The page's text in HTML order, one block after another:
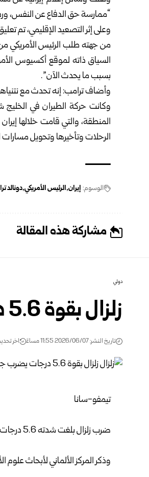
“ممارسة حق الدفاع عن النفس،
وعلى إثر التصعيد الإقليمي، تم
من جهته طلب الرئيس الأمريكي من
السياق ذاته لموقع أكسيوس
بسبب ما يحدث الآن”.
وأضاف ترامب: إنه تحدث مع نتنياهو
وكانت حركة الطيران في الخليج
المنطقة، والتي قامت خلالها
الرحلات وتأخيرها وتحويل مسارات
الوسوم: إيران الرئيس الأمريكي دونالد
مشاركة هذه المقالة
دولي
زلزال بقوة 5.6 درجات يضرب جنوب آسيا
تاريخ النشر: 2026/06/07 11:55 مساءً اخر تحديث: 2026/06/08
تيمفو-سانا
ضرب زلزال بلغت شدته 5.6 درجات على مقياس ريختر، اليوم الأحد، مملكة بوتان الواقعة في جنوب آسيا.
وذكر ​المركز ‌الألماني لأبحاث علوم